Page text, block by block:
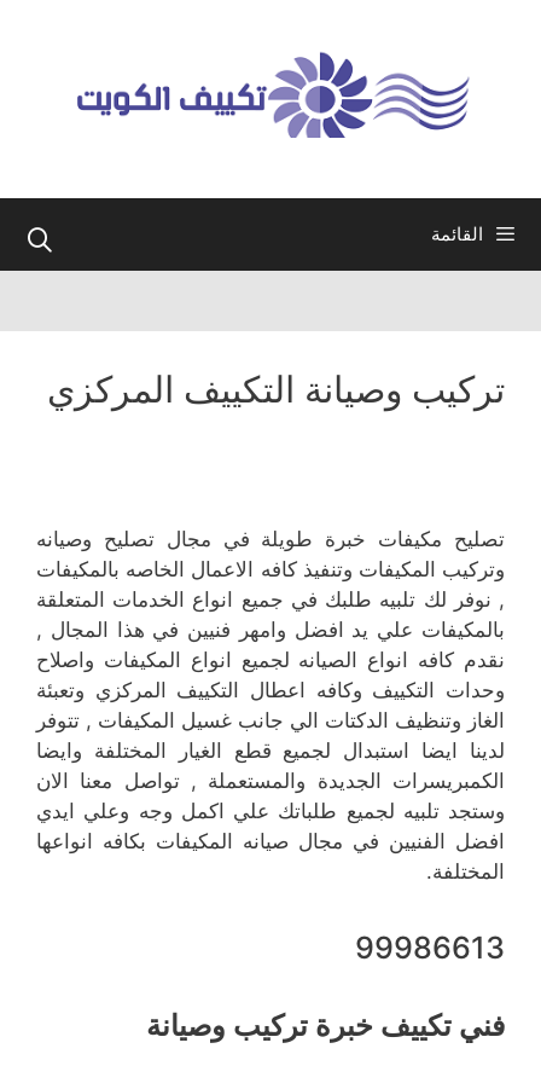
القائمة
تركيب وصيانة التكييف المركزي
تصليح مكيفات خبرة طويلة في مجال تصليح وصيانه
وتركيب المكيفات وتنفيذ كافه الاعمال الخاصه بالمكيفات
, نوفر لك تلبيه طلبك في جميع انواع الخدمات المتعلقة
بالمكيفات علي يد افضل وامهر فنيين في هذا المجال ,
نقدم كافه انواع الصيانه لجميع انواع المكيفات واصلاح
وحدات التكييف وكافه اعطال التكييف المركزي وتعبئة
الغاز وتنظيف الدكتات الي جانب غسيل المكيفات , تتوفر
لدينا ايضا استبدال لجميع قطع الغيار المختلفة وايضا
الكمبريسرات الجديدة والمستعملة , تواصل معنا الان
وستجد تلبيه لجميع طلباتك علي اكمل وجه وعلي ايدي
افضل الفنيين في مجال صيانه المكيفات بكافه انواعها
المختلفة.
99986613
فني تكييف خبرة تركيب وصيانة